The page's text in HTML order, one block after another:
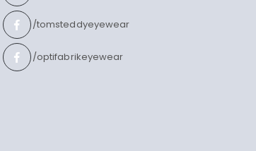
/tomsteddyeyewear
/optifabrikeyewear